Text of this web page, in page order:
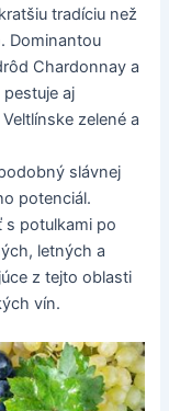
tradíciu než
Dominantou
Chardonnay a
aj
zelené a
slávnej
potenciál.
s potulkami po
letných a
z tejto oblasti
vín.